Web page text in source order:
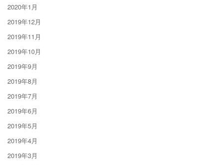
2020年1月
2019年12月
2019年11月
2019年10月
2019年9月
2019年8月
2019年7月
2019年6月
2019年5月
2019年4月
2019年3月